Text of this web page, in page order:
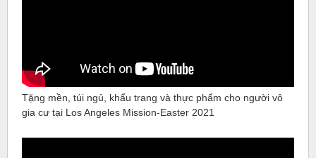
Tặng mền, túi ngủ, khẩu trang và thực phẩm cho người vô
gia cư tại Los Angeles Mission-Easter 2021